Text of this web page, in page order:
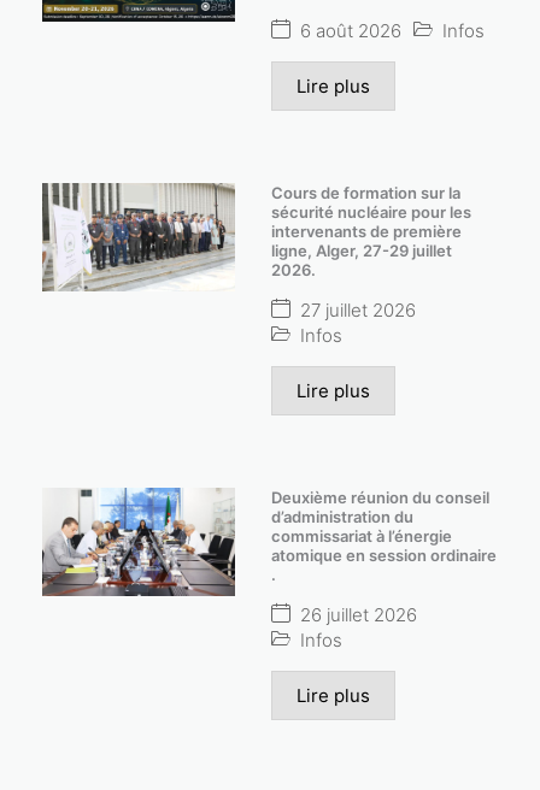
6 août 2026 Infos
Lire plus
Cours de formation sur la
sécurité nucléaire pour les
intervenants de première
ligne, Alger, 27-29 juillet
2026.
27 juillet 2026
Infos
Lire plus
Deuxième réunion du conseil
d’administration du
commissariat à l’énergie
atomique en session ordinaire
.
26 juillet 2026
Infos
Lire plus